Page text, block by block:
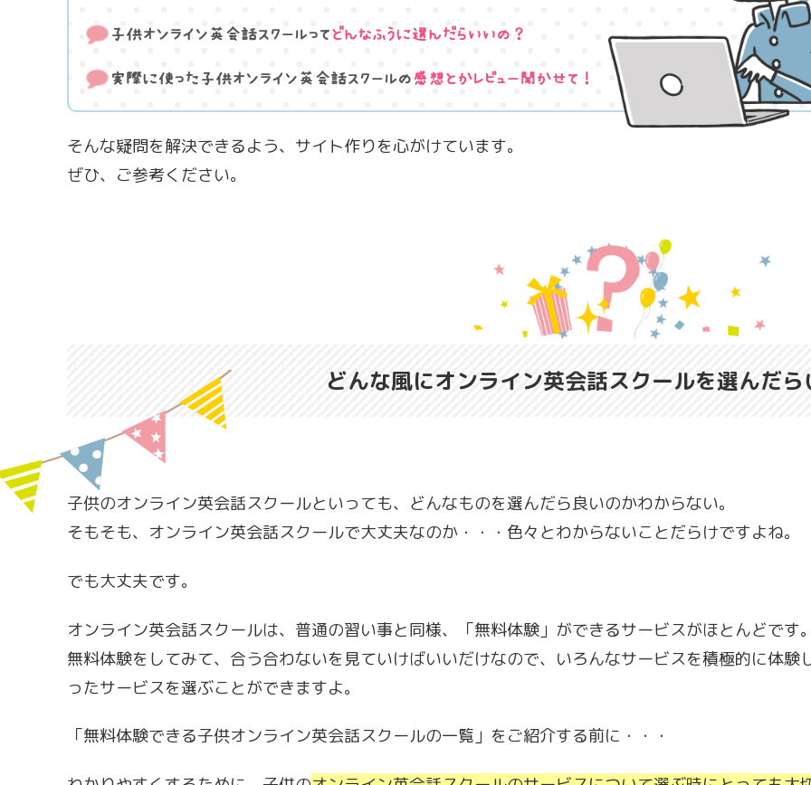
子供オンライン英会話スクールってどんなふうに選んだらいいの？
実際に使った子供オンライン英会話スクールの 感想とかレビュー聞かせて！
そんな疑問を解決できるよう、サイト作りを心がけています。
ぜひ、ご参考ください。
どんな風にオンライン英会話スクールを選んだ
子供のオンライン英会話スクールといっても、どんなものを選んだら良いのかわからない。
そもそも、オンライン英会話スクールで大丈夫なのか・・・色々とわからないことだらけですよね。
でも大丈夫です。
オンライン英会話スクールは、普通の習い事と同様、「無料体験」ができるサービスがほとんどです
無料体験をしてみて、合う合わないを見ていけばいいだけなので、いろんなサービスを積極的に体
ったサービスを選ぶことができますよ。
「無料体験できる子供オンライン英会話スクールの一覧」をご紹介する前に・・・